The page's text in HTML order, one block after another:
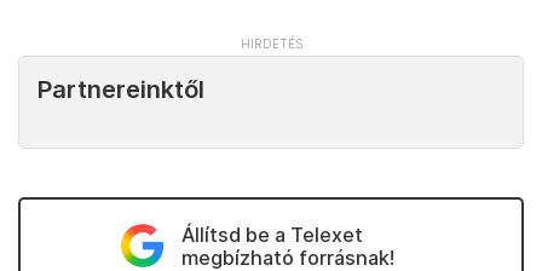
Partnereinktől
Állítsd be a Telexet
megbízható forrásnak!